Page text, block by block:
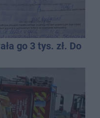
go 3 tys. zł. Do